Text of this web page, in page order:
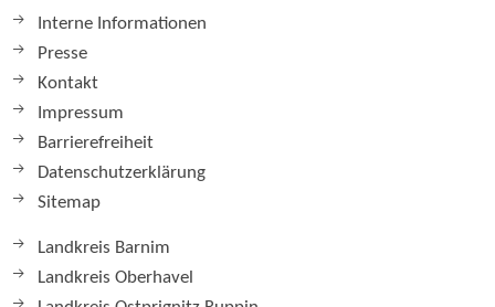
Interne Informationen
Presse
Kontakt
Impressum
Barrierefreiheit
Datenschutzerklärung
Sitemap
Landkreis Barnim
Landkreis Oberhavel